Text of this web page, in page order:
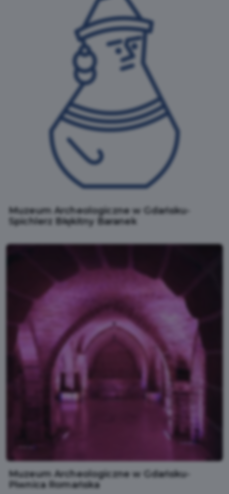
Muzeum Archeologiczne w Gdańsku-
Spichlerz Błękitny Baranek
Muzeum Archeologiczne w Gdańsku-
Piwnica Romańska